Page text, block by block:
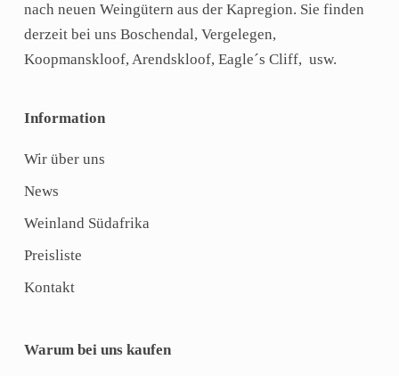
nach neuen Weingütern aus der Kapregion. Sie finden
derzeit bei uns Boschendal, Vergelegen,
Koopmanskloof, Arendskloof, Eagle´s Cliff, usw.
Information
Wir über uns
News
Weinland Südafrika
Preisliste
Kontakt
Warum bei uns kaufen